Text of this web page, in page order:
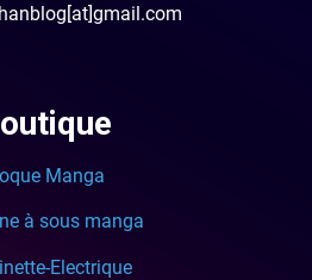
Manga
à sous manga
Electrique